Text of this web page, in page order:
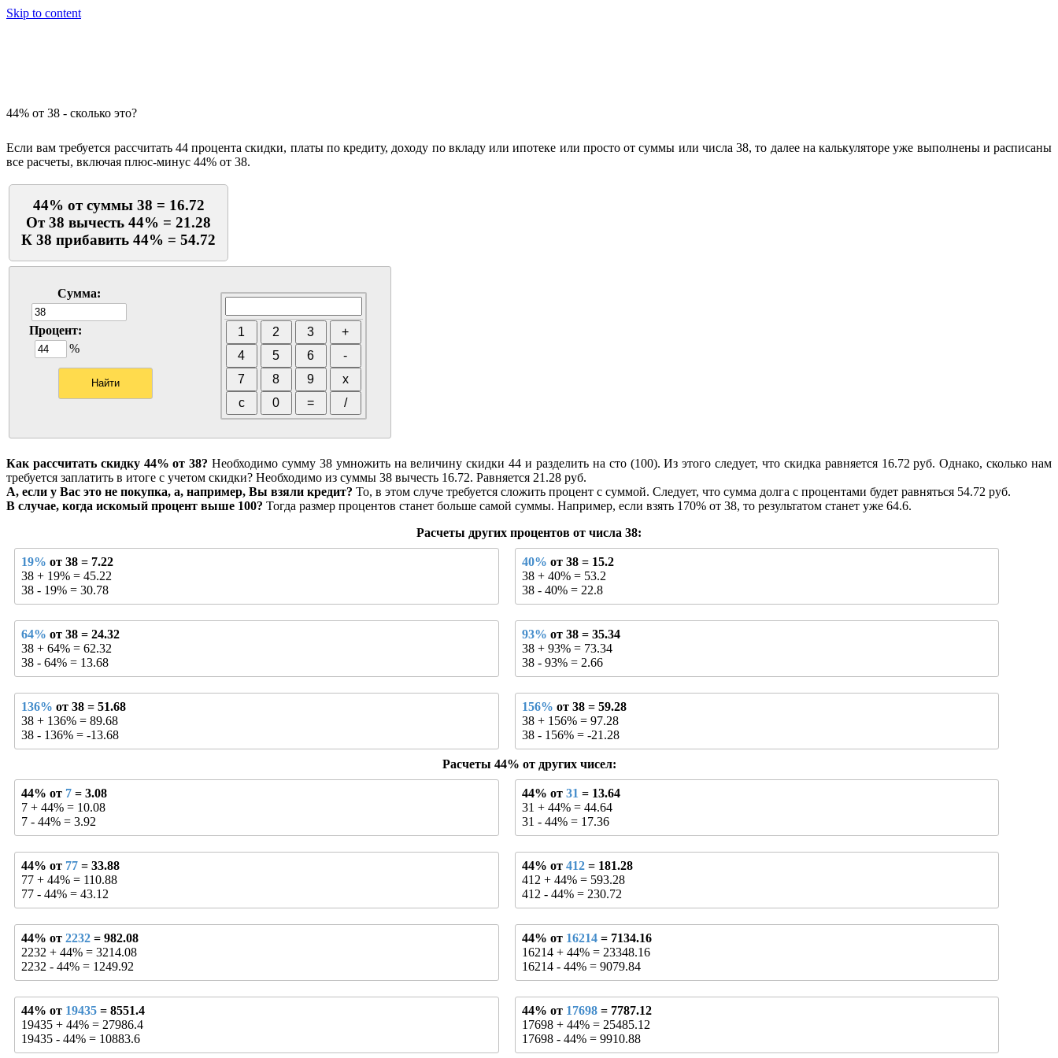
Skip to content
44% от 38 - сколько это?
Если вам требуется рассчитать 44 процента скидки, платы по кредиту, доходу по вкладу или ипотеке или просто от суммы или числа 38, то далее на калькуляторе уже выполнены и расписаны
все расчеты, включая плюс-минус 44% от 38.
44% от суммы 38 = 16.72
От 38 вычесть 44% = 21.28
К 38 прибавить 44% = 54.72
Сумма:
Процент:
%
Как рассчитать скидку 44% от 38? Необходимо сумму 38 умножить на величину скидки 44 и разделить на сто (100). Из этого следует, что скидка равняется 16.72 руб. Однако, сколько нам
требуется заплатить в итоге с учетом скидки? Необходимо из суммы 38 вычесть 16.72. Равняется 21.28 руб.
А, если у Вас это не покупка, а, например, Вы взяли кредит? То, в этом случе требуется сложить процент с суммой. Следует, что сумма долга с процентами будет равняться 54.72 руб.
В случае, когда искомый процент выше 100? Тогда размер процентов станет больше самой суммы. Например, если взять 170% от 38, то результатом станет уже 64.6.
Расчеты других процентов от числа 38:
19% от 38 = 7.22
38 + 19% = 45.22
38 - 19% = 30.78
40% от 38 = 15.2
38 + 40% = 53.2
38 - 40% = 22.8
64% от 38 = 24.32
38 + 64% = 62.32
38 - 64% = 13.68
93% от 38 = 35.34
38 + 93% = 73.34
38 - 93% = 2.66
136% от 38 = 51.68
38 + 136% = 89.68
38 - 136% = -13.68
156% от 38 = 59.28
38 + 156% = 97.28
38 - 156% = -21.28
Расчеты 44% от других чисел:
44% от 7 = 3.08
7 + 44% = 10.08
7 - 44% = 3.92
44% от 31 = 13.64
31 + 44% = 44.64
31 - 44% = 17.36
44% от 77 = 33.88
77 + 44% = 110.88
77 - 44% = 43.12
44% от 412= 181.28
412 + 44% = 593.28
412 - 44% = 230.72
44% от 2232 = 982.08
2232 + 44% = 3214.08
2232 - 44% = 1249.92
44% от 16214= 7134.16
16214 + 44% = 23348.16
16214 - 44% = 9079.84
44% от 19435 = 8551.4
19435 + 44% = 27986.4
19435 - 44% = 10883.6
44% от 17698= 7787.12
17698 + 44% = 25485.12
17698 - 44% = 9910.88